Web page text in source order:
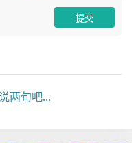
服务网格化的话，一般也
两句吧...